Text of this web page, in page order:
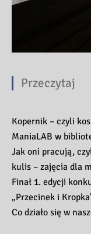
Przeczytaj
Kopernik – czyli
ManiaLAB w
Jak oni pracują,
kulis – zajęcia dla
Finał 1. edycji
„Przecinek i
Co działo się w